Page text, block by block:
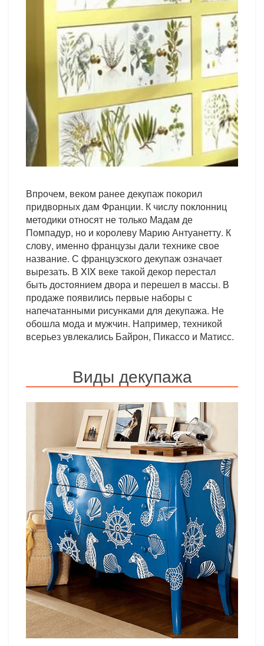
Впрочем, веком ранее декупаж покорил
придворных дам Франции. К числу поклонниц
методики относят не только Мадам де
Помпадур, но и королеву Марию Антуанетту. К
слову, именно французы дали технике свое
название. С французского декупаж означает
вырезать. В XIX веке такой декор перестал
быть достоянием двора и перешел в массы. В
продаже появились первые наборы с
напечатанными рисунками для декупажа. Не
обошла мода и мужчин. Например, техникой
всерьез увлекались Байрон, Пикассо и Матисс.
Виды декупажа